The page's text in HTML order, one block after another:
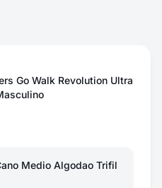
Go Walk Revolution Ultra
Medio Algodao Trifil